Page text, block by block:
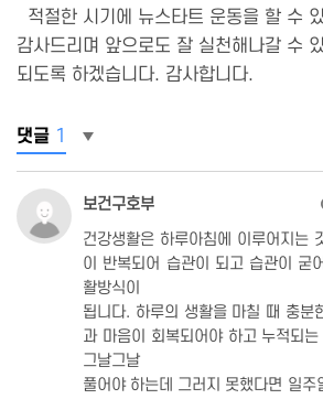
적절한 시기에 뉴스타트 운동을 할 수
감사드리며 앞으로도 잘 실천해나갈 수
되도록 하겠습니다. 감사합니다.
댓글 1
보건구호부
건강생활은 하루아침에 이루어지는
이 반복되어 습관이 되고 습관이 굳
활방식이
됩니다. 하루의 생활을 마칠 때 충분
과 마음이 회복되어야 하고 누적되
그날그날
풀어야 하는데 그러지 못했다면 일주